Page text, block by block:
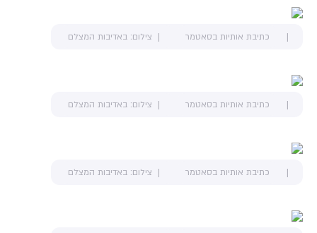
כתיבת אותיות בסאטמר צילום: באדיבות המצלם
כתיבת אותיות בסאטמר צילום: באדיבות המצלם
כתיבת אותיות בסאטמר צילום: באדיבות המצלם